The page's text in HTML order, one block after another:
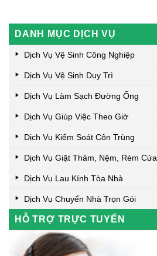
DANH MỤC DỊCH VỤ
Dịch Vụ Vệ Sinh Công Nghiệp
Dịch Vụ Vệ Sinh Duy Trì
Dịch Vụ Làm Sạch Đường Ống
Dịch Vụ Giúp Việc Theo Giờ
Dịch Vụ Kiểm Soát Côn Trùng
Dịch Vụ Giặt Thảm, Nệm, Rèm Cửa
Dịch Vụ Lau Kính Tòa Nhà
Dịch Vụ Chuyển Nhà Trọn Gói
HỖ TRỢ TRỰC TUYẾN